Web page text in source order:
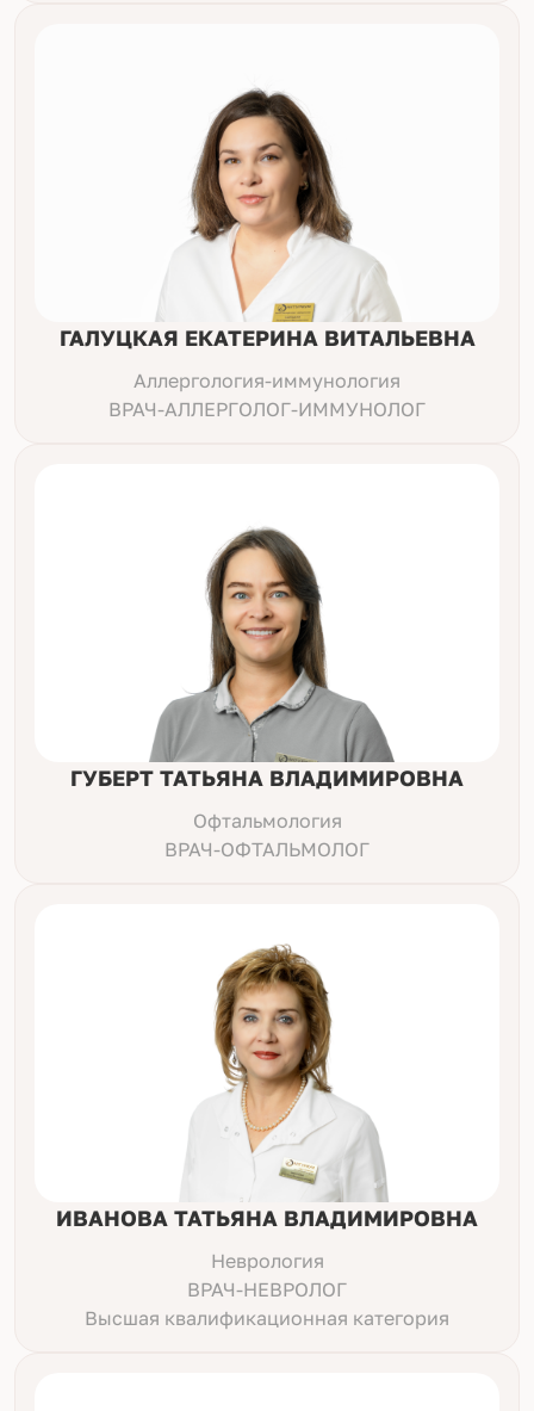
ГАЛУЦКАЯ ЕКАТЕРИНА ВИТАЛЬЕВНА
Аллергология-иммунология
ВРАЧ-АЛЛЕРГОЛОГ-ИММУНОЛОГ
ГУБЕРТ ТАТЬЯНА ВЛАДИМИРОВНА
Офтальмология
ВРАЧ-ОФТАЛЬМОЛОГ
ИВАНОВА ТАТЬЯНА ВЛАДИМИРОВНА
Неврология
ВРАЧ-НЕВРОЛОГ
Высшая квалификационная категория